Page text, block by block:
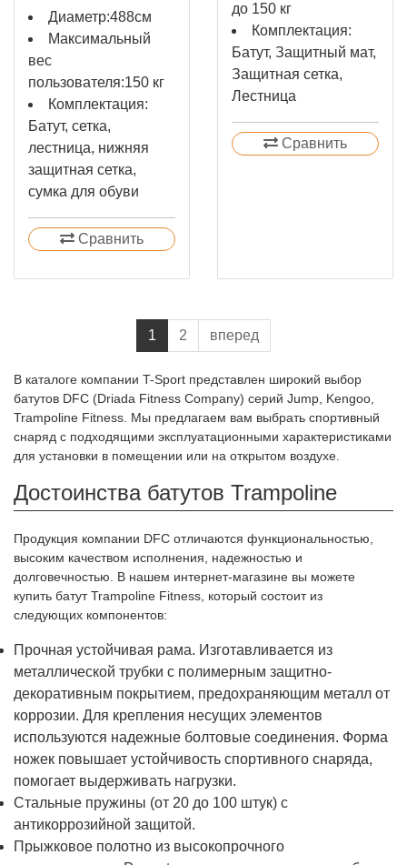
Диаметр:488см
Максимальный
вес
пользователя:150 кг
Комплектация:
Батут, сетка,
лестница, нижняя
защитная сетка,
сумка для обуви
Сравнить
до 150 кг
Комплектация:
Батут, Защитный мат,
Защитная сетка,
Лестница
Сравнить
1 2 вперед
В каталоге компании T-Sport представлен широкий выбор
батутов DFC (Driada Fitness Company) серий Jump, Kengoo,
Trampoline Fitness. Мы предлагаем вам выбрать спортивный
снаряд с подходящими эксплуатационными характеристиками
для установки в помещении или на открытом воздухе.
Достоинства батутов Trampoline
Продукция компании DFC отличаются функциональностью,
высоким качеством исполнения, надежностью и
долговечностью. В нашем интернет-магазине вы можете
купить батут Trampoline Fitness, который состоит из
следующих компонентов:
Прочная устойчивая рама. Изготавливается из
металлической трубки с полимерным защитно-
декоративным покрытием, предохраняющим металл от
коррозии. Для крепления несущих элементов
используются надежные болтовые соединения. Форма
ножек повышает устойчивость спортивного снаряда,
помогает выдерживать нагрузки.
Стальные пружины (от 20 до 100 штук) с
антикоррозийной защитой.
Прыжковое полотно из высокопрочного